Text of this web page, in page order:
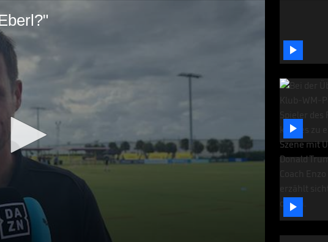
Max Eberl?"
spricht über die aktuelle Situation im
hält sich über einen Gittens-Transfer
dennoch einige Abgänge forcieren.
23.06.25


